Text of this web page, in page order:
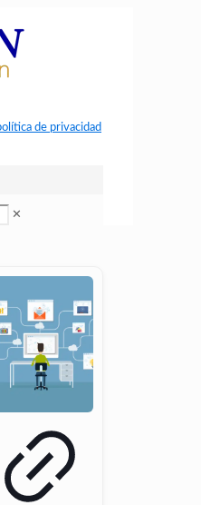
de privacidad
✕